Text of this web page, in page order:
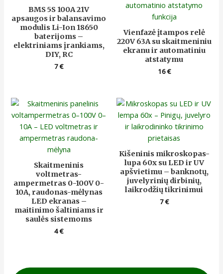
BMS 5S 100A 21V
apsaugos ir balansavimo
modulis Li-Ion 18650
baterijoms –
elektriniams įrankiams,
DIY, RC
7€
Vienfazė įtampos relė
220V 63A su skaitmeniniu
ekranu ir automatiniu
atstatymu
16€
Skaitmeninis
voltmetras-
ampermetras 0-100V 0-
10A, raudonas-mėlynas
LED ekranas –
maitinimo šaltiniams ir
saulės sistemoms
4€
Kišeninis mikroskopas-
lupa 60x su LED ir UV
apšvietimu – banknotų,
juvelyrinių dirbinių,
laikrodžių tikrinimui
7€